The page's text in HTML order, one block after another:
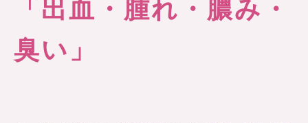
「出血・腫れ・膿み・
臭い」